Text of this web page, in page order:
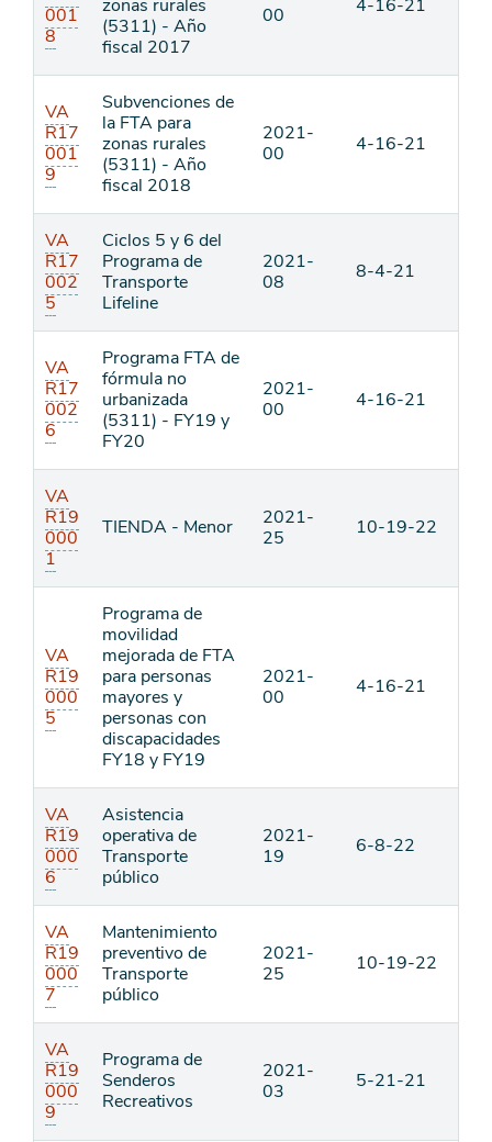
001
8
zonas rurales
(5311) - Año
fiscal 2017
00
4-16-21
VA
R17
001
9
Subvenciones de
la FTA para
zonas rurales
(5311) - Año
fiscal 2018
2021-
00
4-16-21
VA
R17
002
5
Ciclos 5 y 6 del
Programa de
Transporte
Lifeline
2021-
08
8-4-21
VA
R17
002
6
Programa FTA de
fórmula no
urbanizada
(5311) - FY19 y
FY20
2021-
00
4-16-21
VA
R19
000
1
TIENDA - Menor
2021-
25
10-19-22
VA
R19
000
5
Programa de
movilidad
mejorada de FTA
para personas
mayores y
personas con
discapacidades
FY18 y FY19
2021-
00
4-16-21
VA
R19
000
6
Asistencia
operativa de
Transporte
público
2021-
19
6-8-22
VA
R19
000
7
Mantenimiento
preventivo de
Transporte
público
2021-
25
10-19-22
VA
R19
000
9
Programa de
Senderos
Recreativos
2021-
03
5-21-21